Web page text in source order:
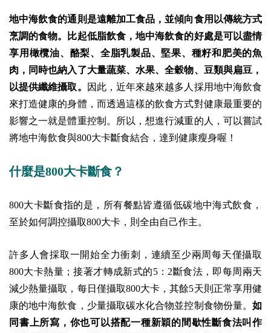
地中海飲食的通則是遠離加工食品，並傾向食用以傳統方式
烹調的食物。比起低脂飲食，地中海飲食的好處是可以盡情
享用橄欖油、酪梨、全脂乳製品、堅果、種籽和肥美的魚
肉，同時也納入了大量蔬菜、水果、全穀物、豆類與扁豆，
以提供纖維攝取。
因此，近年來越來越多人採用地中海飲食
來打造健康的身體，而透過這樣的飲食方式對健康最重要的
影響之一就是體重控制。所以，想進行減重的人，可以嘗試
將地中海飲食與800大卡斷食結合，達到健康瘦身喔！
什麼是800大卡斷食？
800大卡斷食指的是，所有餐點皆遵循低碳地中海式飲食，
至於如何調控攝取800大卡，則全由自己作主。
許多人會採取一開始全力衝刺，連續至少兩周每天僅攝取
800大卡熱量；接著才轉成新式的5：2斷食法，即每周兩天
減少熱量攝取，每日僅攝取800大卡，其餘5天則正常享用健
康的地中海飲食，少量攝取碳水化合物並控制食物份量。 如
同書上所寫，你也可以搭配一種新穎的間歇性斷食法叫作